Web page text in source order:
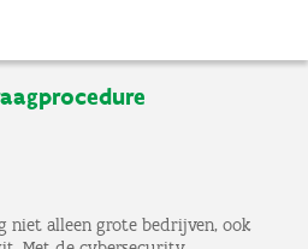
niet alleen grote bedrijven, ook